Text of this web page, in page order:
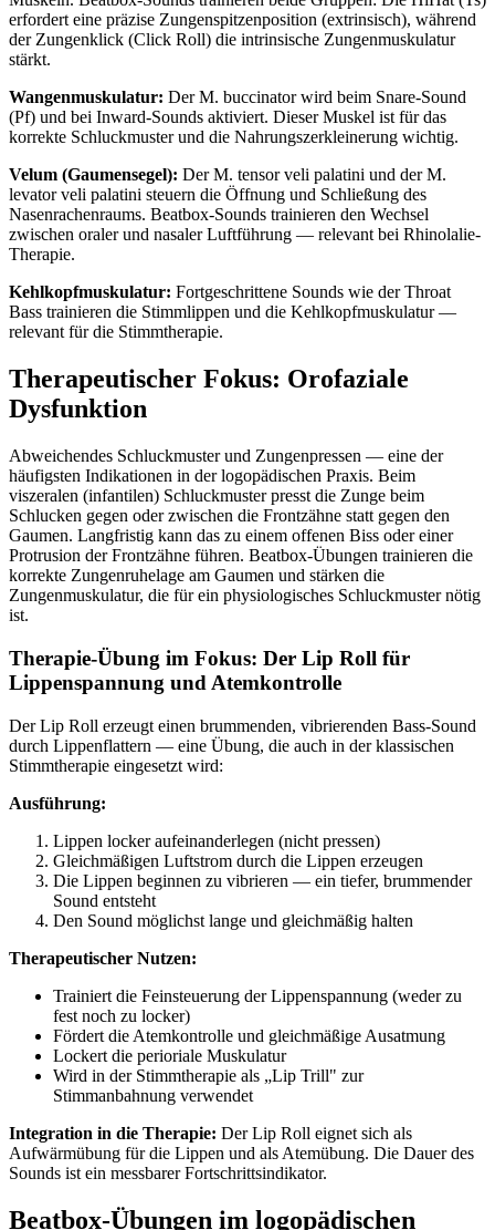
erfordert eine präzise Zungenspitzenposition (extrinsisch), während
der Zungenklick (Click Roll) die intrinsische Zungenmuskulatur
stärkt.
Wangenmuskulatur: Der M. buccinator wird beim Snare-Sound
(Pf) und bei Inward-Sounds aktiviert. Dieser Muskel ist für das
korrekte Schluckmuster und die Nahrungszerkleinerung wichtig.
Velum (Gaumensegel): Der M. tensor veli palatini und der M.
levator veli palatini steuern die Öffnung und Schließung des
Nasenrachenraums. Beatbox-Sounds trainieren den Wechsel
zwischen oraler und nasaler Luftführung — relevant bei Rhinolalie-
Therapie.
Kehlkopfmuskulatur: Fortgeschrittene Sounds wie der Throat
Bass trainieren die Stimmlippen und die Kehlkopfmuskulatur —
relevant für die Stimmtherapie.
Therapeutischer Fokus: Orofaziale
Dysfunktion
Abweichendes Schluckmuster und Zungenpressen — eine der
häufigsten Indikationen in der logopädischen Praxis. Beim
viszeralen (infantilen) Schluckmuster presst die Zunge beim
Schlucken gegen oder zwischen die Frontzähne statt gegen den
Gaumen. Langfristig kann das zu einem offenen Biss oder einer
Protrusion der Frontzähne führen. Beatbox-Übungen trainieren die
korrekte Zungenruhelage am Gaumen und stärken die
Zungenmuskulatur, die für ein physiologisches Schluckmuster nötig
ist.
Therapie-Übung im Fokus: Der Lip Roll für
Lippenspannung und Atemkontrolle
Der Lip Roll erzeugt einen brummenden, vibrierenden Bass-Sound
durch Lippenflattern — eine Übung, die auch in der klassischen
Stimmtherapie eingesetzt wird:
Ausführung:
Lippen locker aufeinanderlegen (nicht pressen)
Gleichmäßigen Luftstrom durch die Lippen erzeugen
Die Lippen beginnen zu vibrieren — ein tiefer, brummender
Sound entsteht
Den Sound möglichst lange und gleichmäßig halten
Therapeutischer Nutzen:
Trainiert die Feinsteuerung der Lippenspannung (weder zu
fest noch zu locker)
Fördert die Atemkontrolle und gleichmäßige Ausatmung
Lockert die perioriale Muskulatur
Wird in der Stimmtherapie als „Lip Trill" zur
Stimmanbahnung verwendet
Integration in die Therapie: Der Lip Roll eignet sich als
Aufwärmübung für die Lippen und als Atemübung. Die Dauer des
Sounds ist ein messbarer Fortschrittsindikator.
Beatbox-Übungen im logopädischen